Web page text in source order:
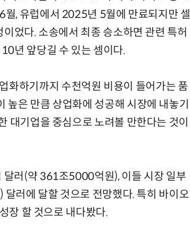
월, 유럽에서 2025년 5월에 만료되지만 셀
었다. 소송에서 최종 승소하면 관련 특허
년 앞당길 수 있는 셈이다.
화하기까지 수천억원 비용이 들어가는 품
은 만큼 상업화에 성공해 시장에 내놓기
대기업을 중심으로 노려볼 만한다는 것이
러(약 361조5000억원), 이들 시장 일부
러에 달할 것으로 전망했다. 특히 바이오
장 할 것으로 내다봤다.